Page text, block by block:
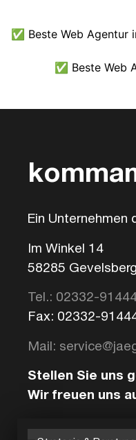
✅ Beste Web Agentur
✅ Beste Web
Ein Unternehmen
Im Winkel 14
58285 Gevelsberg
Tel.: 02332-
Fax: 02332-
Mail:
Stellen Sie uns
Wir freuen uns